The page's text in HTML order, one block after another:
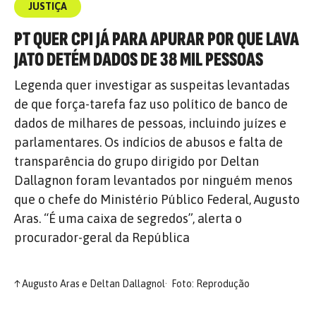
JUSTIÇA
PT QUER CPI JÁ PARA APURAR POR QUE LAVA
JATO DETÉM DADOS DE 38 MIL PESSOAS
Legenda quer investigar as suspeitas levantadas
de que força-tarefa faz uso político de banco de
dados de milhares de pessoas, incluindo juízes e
parlamentares. Os indícios de abusos e falta de
transparência do grupo dirigido por Deltan
Dallagnon foram levantados por ninguém menos
que o chefe do Ministério Público Federal, Augusto
Aras. “É uma caixa de segredos”, alerta o
procurador-geral da República
↑Augusto Aras e Deltan Dallagnol Foto: Reprodução